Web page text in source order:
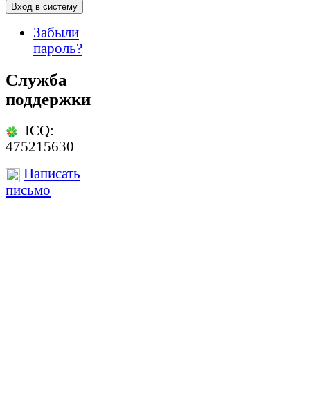
Забыли
пароль?
Служба
поддержки
ICQ:
475215630
Написать
письмо